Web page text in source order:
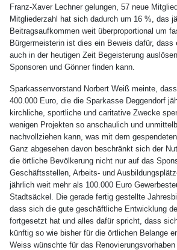
Franz-Xaver Lechner gelungen, 57 neue
Mitgliederzahl hat sich dadurch um 16 %, das
Beitragsaufkommen weit überproportional um
Bürgermeisterin ist dies ein Beweis dafür, dass
auch in der heutigen Zeit Begeisterung
Sponsoren und Gönner finden kann.
Sparkassenvorstand Norbert Weiß meinte,
400.000 Euro, die die Sparkasse Deggendorf
kirchliche, sportliche und caritative Zwecke
wenigen Projekten so anschaulich und
nachvollziehen kann, was mit dem
Ganz abgesehen davon beschränkt sich der
die örtliche Bevölkerung nicht nur auf das
Geschäftsstellen, Arbeits- und
jährlich weit mehr als 100.000 Euro
Stadtsäckel. Die gerade fertig gestellte
dass sich die gute geschäftliche Entwicklung
fortgesetzt hat und alles dafür spricht, dass
künftig so wie bisher für die örtlichen Belange
Weiss wünschte für das Renovierungsvorhaben